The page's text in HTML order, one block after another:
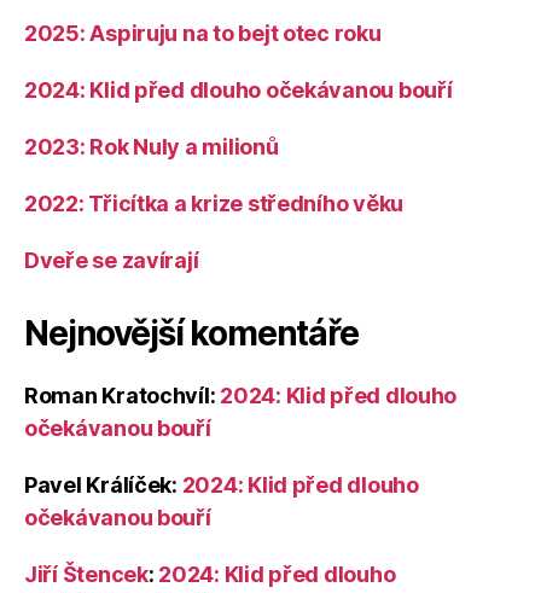
2025: Aspiruju na to bejt otec roku
2024: Klid před dlouho očekávanou bouří
2023: Rok Nuly a milionů
2022: Třicítka a krize středního věku
Dveře se zavírají
Nejnovější komentáře
Roman Kratochvíl: 2024: Klid před dlouho
očekávanou bouří
Pavel Králíček: 2024: Klid před dlouho
očekávanou bouří
Jiří Štencek: 2024: Klid před dlouho